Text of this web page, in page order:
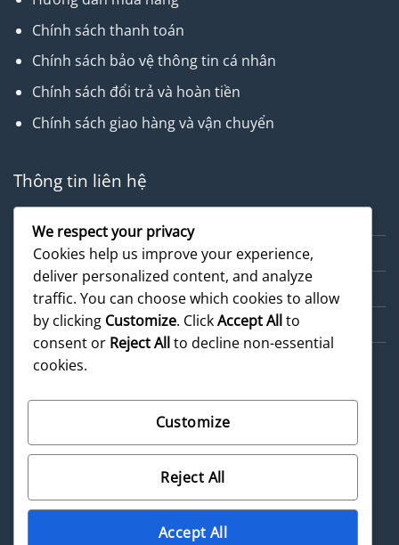
Chính sách thanh toán
Chính sách bảo vệ thông tin cá nhân
Chính sách đổi trả và hoàn tiền
Chính sách giao hàng và vận chuyển
Thông tin liên hệ
Dịch vụ
Cẩm nang
Sản phẩm
©
2026 UX Themes
Terms Privacy Cookies
We respect your privacy
Cookies help us improve your experience,
deliver personalized content, and analyze
traffic. You can choose which cookies to allow
by clicking Customize. ClickAccept Allto
consent or Reject Allto decline non-essential
cookies.
Customize
Reject All
Accept All